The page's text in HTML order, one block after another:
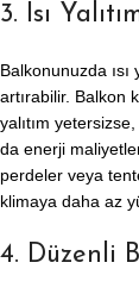
3. Isı
Balkonunuzda ısı
artırabilir. Balkon
yalıtım
da enerji
perdeler veya
klimaya daha az
4. Düzenli